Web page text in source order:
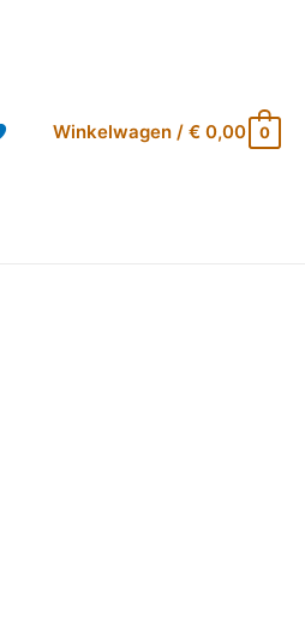
Winkelwagen/ €0,00 0